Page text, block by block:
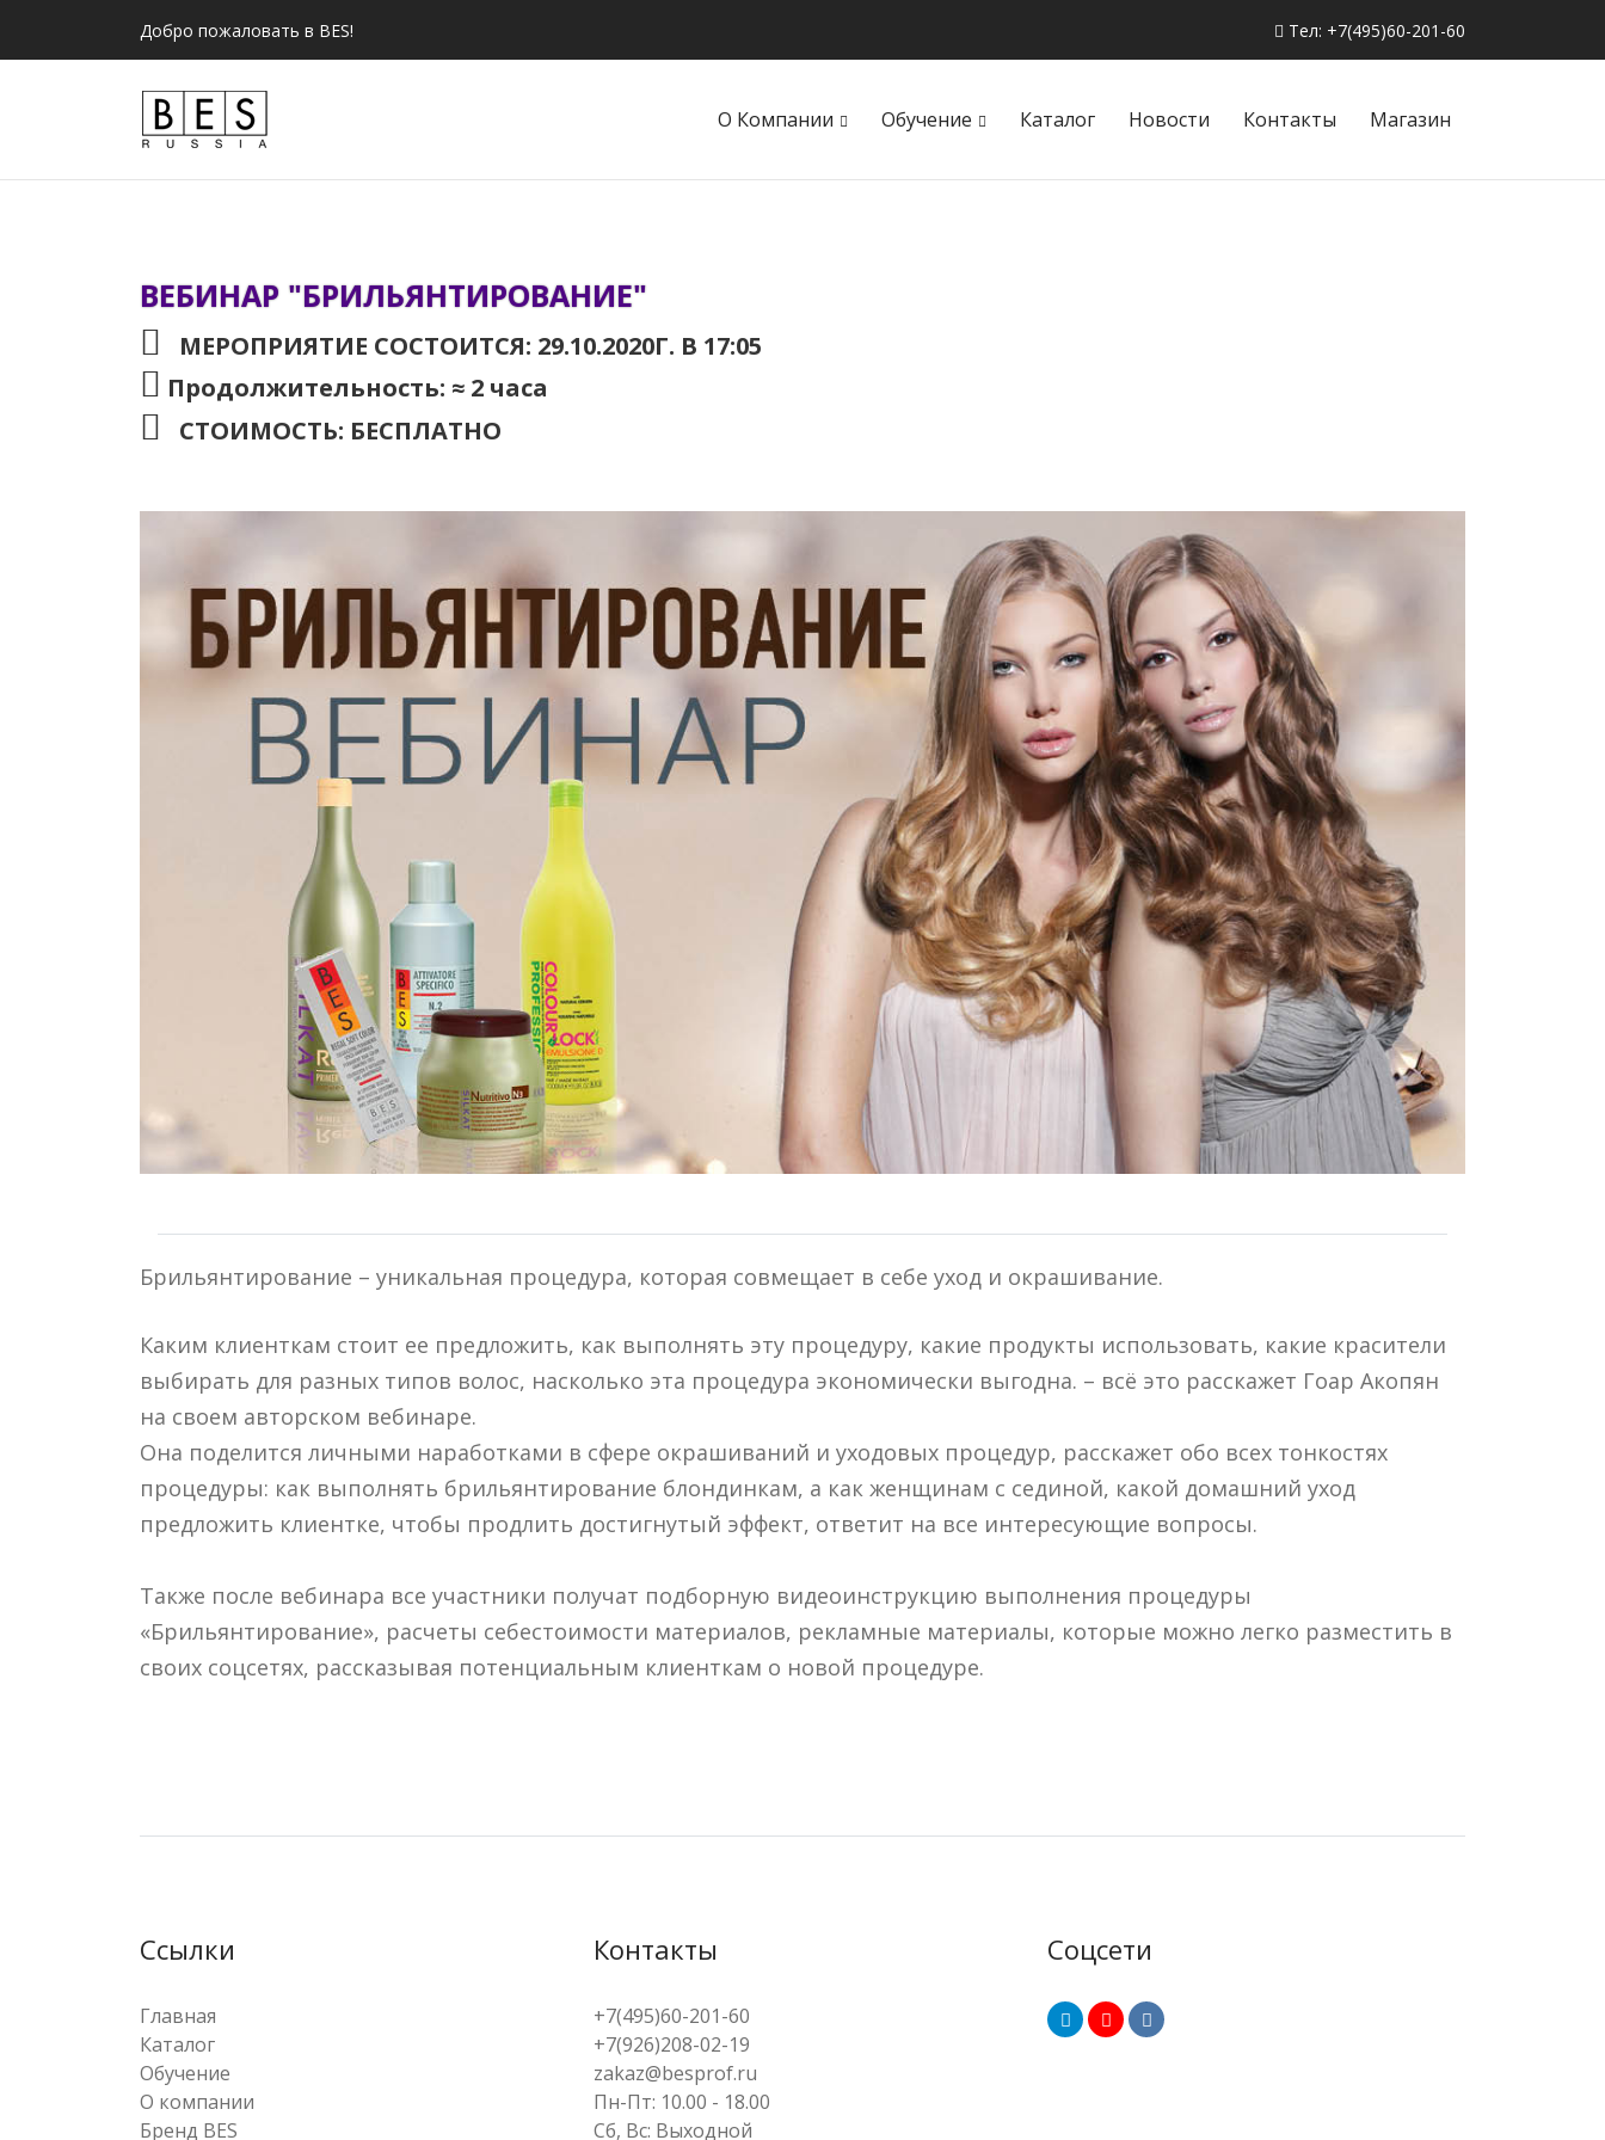
Добро пожаловать в BES! Тел: +7(495)60-201-60
О Компании Обучение Каталог Новости Контакты Магазин
ВЕБИНАР "БРИЛЬЯНТИРОВАНИЕ"
МЕРОПРИЯТИЕ СОСТОИТСЯ: 29.10.2020Г. В 17:05
Продолжительность: ≈ 2 часа
СТОИМОСТЬ: БЕСПЛАТНО
Брильянтирование – уникальная процедура, которая совмещает в себе уход и окрашивание.
Каким клиенткам стоит ее предложить, как выполнять эту процедуру, какие продукты использовать, какие красители
выбирать для разных типов волос, насколько эта процедура экономически выгодна. – всё это расскажет Гоар Акопян
на своем авторском вебинаре.
Она поделится личными наработками в сфере окрашиваний и уходовых процедур, расскажет обо всех тонкостях
процедуры: как выполнять брильянтирование блондинкам, а как женщинам с сединой, какой домашний уход
предложить клиентке, чтобы продлить достигнутый эффект, ответит на все интересующие вопросы.
Также после вебинара все участники получат подборную видеоинструкцию выполнения процедуры
«Брильянтирование», расчеты себестоимости материалов, рекламные материалы, которые можно легко разместить в
своих соцсетях, рассказывая потенциальным клиенткам о новой процедуре.
Ссылки
Главная
Каталог
Обучение
О компании
Бренд BES
Контакты
+7(495)60-201-60
+7(926)208-02-19
zakaz@besprof.ru
Пн-Пт: 10.00 - 18.00
Сб, Вс: Выходной
Соцсети